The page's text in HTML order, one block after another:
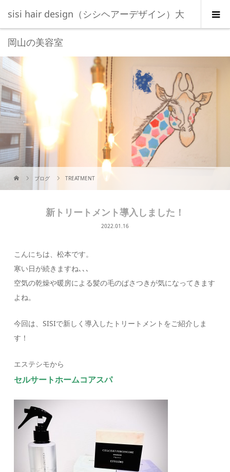
sisi hair design（シシヘアーデザイン）大
岡山の美容室
ブログ TREATMENT
新トリートメント導入しました！
2022.01.16
こんにちは、松本です。
寒い日が続きますね､､､
空気の乾燥や暖房による髪の毛のぱさつきが気になってきます
よね。
今回は、SISIで新しく導入したトリートメントをご紹介しま
す！
エステシモから
セルサートホームコアスパ